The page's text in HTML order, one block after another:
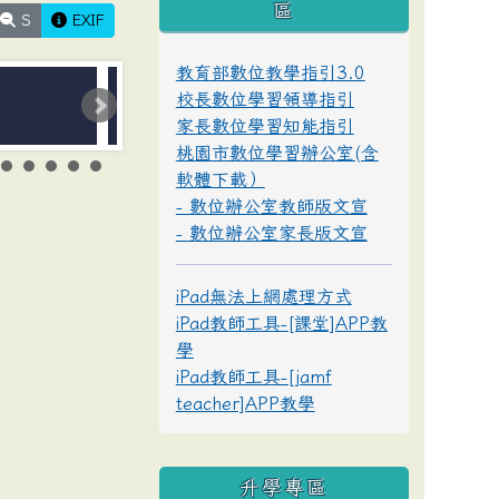
S EXIF
區
教育部數位教學指引3.0
校長數位學習領導指引
家長數位學習知能指引
桃園市數位學習辦公室(含
軟體下載）
- 數位辦公室教師版文宣
- 數位辦公室家長版文宣
iPad無法上網處理方式
iPad教師工具-[課堂]APP教
學
iPad教師工具-[jamf
teacher]APP教學
升學專區